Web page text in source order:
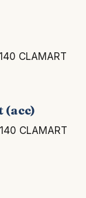
CLAMART
(acc)
CLAMART